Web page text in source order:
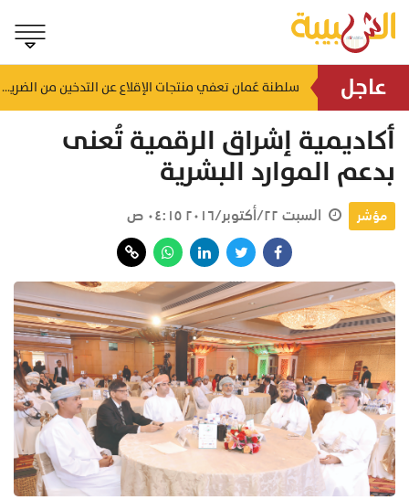
عاجل منذ ٤ ساعات سلطنة عُمان تعفي منتجات الإقلاع عن التدخين من الضريبة
أكاديمية إشراق الرقمية تُعنى
بدعم الموارد البشرية
مؤشر السبت ٢٢/أكتوبر/٢٠١٦ ٠٤:١٥ ص